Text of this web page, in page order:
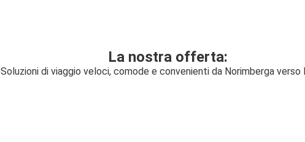
La nostra offerta:
Soluzioni di viaggio veloci, comode e convenienti da Norimberga verso